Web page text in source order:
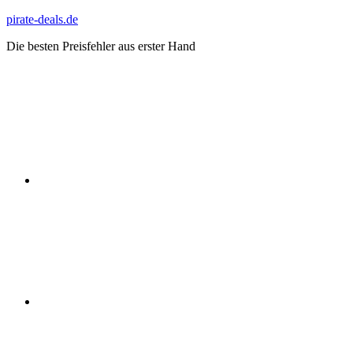
Zum
springen
pirate-deals.de
Die besten Preisfehler aus erster Hand